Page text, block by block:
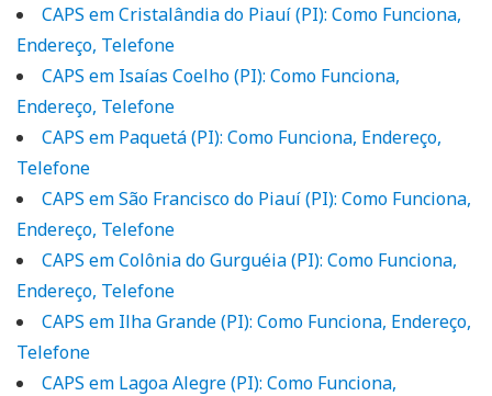
CAPS em Cristalândia do Piauí (PI): Como Funciona,
Endereço, Telefone
CAPS em Isaías Coelho (PI): Como Funciona,
Endereço, Telefone
CAPS em Paquetá (PI): Como Funciona, Endereço,
Telefone
CAPS em São Francisco do Piauí (PI): Como Funciona,
Endereço, Telefone
CAPS em Colônia do Gurguéia (PI): Como Funciona,
Endereço, Telefone
CAPS em Ilha Grande (PI): Como Funciona, Endereço,
Telefone
CAPS em Lagoa Alegre (PI): Como Funciona,